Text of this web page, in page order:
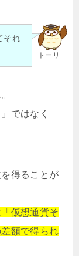
トーリ
それ
ではなく
得ることが
仮想通貨そ
額で得られ